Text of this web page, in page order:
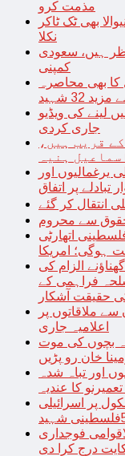
مذمت کرو
بھی ٹک ٹاکر
نکلا
ہیں، سعودی
کمپنی
کا بھی محاصرہ
32 شہید
لینے کی ویڈیو
جاری کردی
قریب ہیں،
ہنیہ
یرغمالیوں اور
پر اتفاق
کر گئے
حقوق سے محروم
اتھارٹی
ہوگی؛ امریکا
الزام کی
فراہمی کے
حقیقت آشکار
سے ملاقاتوں پر
اعلامیہ جاری
بچوں کی موت
خان رو پڑیں
اور تباہ شدہ
کا عندیہ
پر اسرائیلی
فوجداری
درج کرا دی